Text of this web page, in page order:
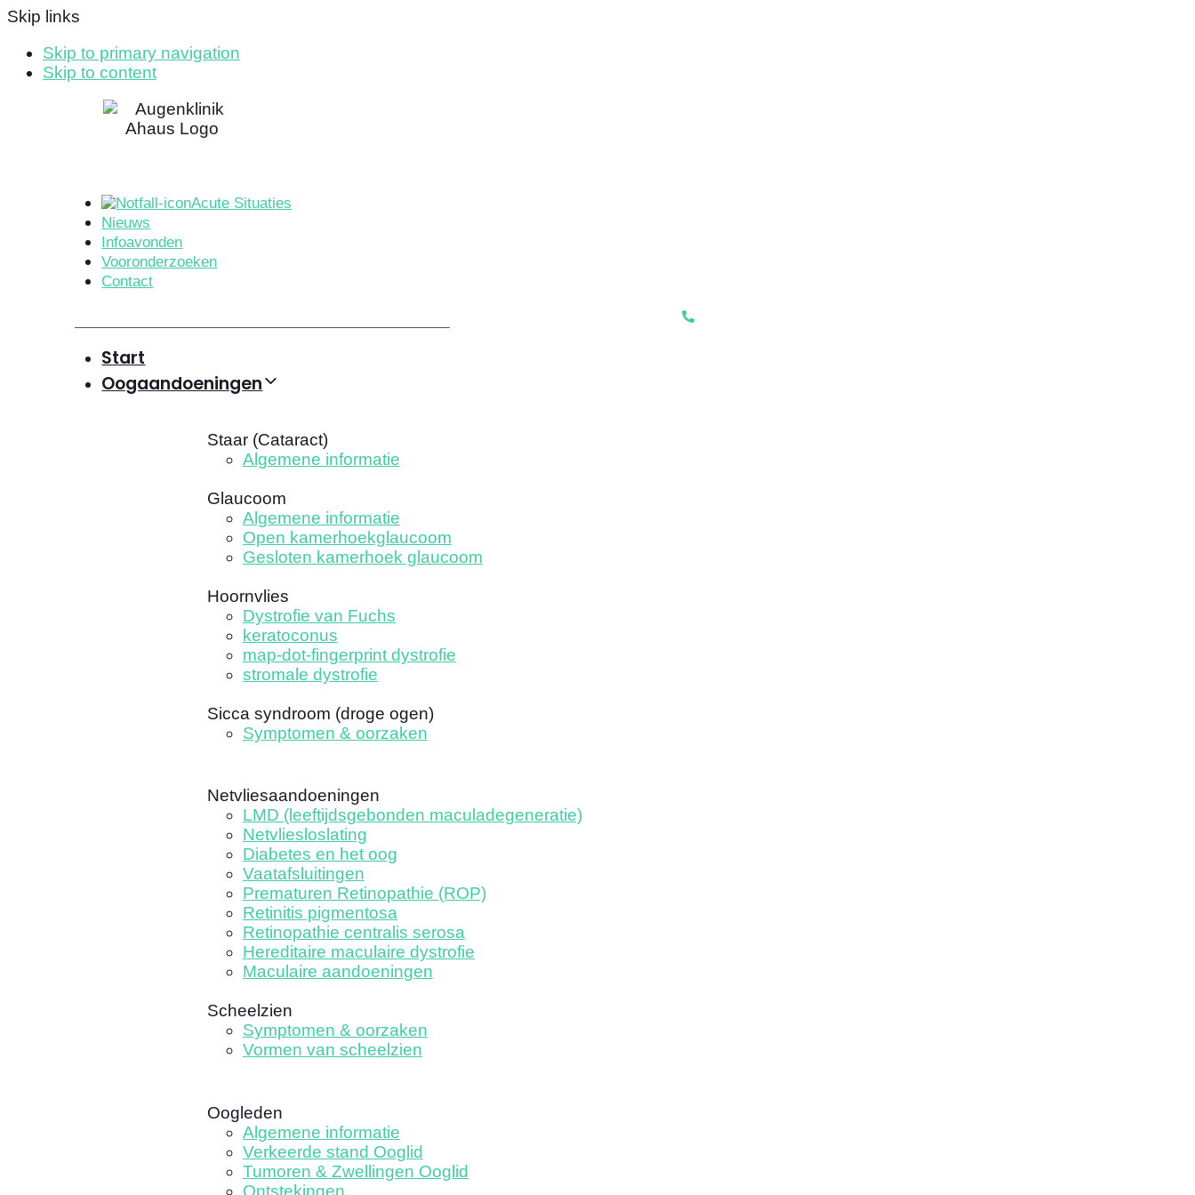
Skip links
Skip to primary navigation
Skip to content
Acute Situaties
Nieuws
Infoavonden
Vooronderzoeken
Contact
Start
Oogaandoeningen
Staar (Cataract)
Algemene informatie
Glaucoom
Algemene informatie
Open kamerhoekglaucoom
Gesloten kamerhoek glaucoom
Hoornvlies
Dystrofie van Fuchs
keratoconus
map-dot-fingerprint dystrofie
stromale dystrofie
Sicca syndroom (droge ogen)
Symptomen & oorzaken
Netvliesaandoeningen
LMD (leeftijdsgebonden maculadegeneratie)
Netvliesloslating
Diabetes en het oog
Vaatafsluitingen
Prematuren Retinopathie (ROP)
Retinitis pigmentosa
Retinopathie centralis serosa
Hereditaire maculaire dystrofie
Maculaire aandoeningen
Scheelzien
Symptomen & oorzaken
Vormen van scheelzien
Oogleden
Algemene informatie
Verkeerde stand Ooglid
Tumoren & Zwellingen Ooglid
Ontstekingen